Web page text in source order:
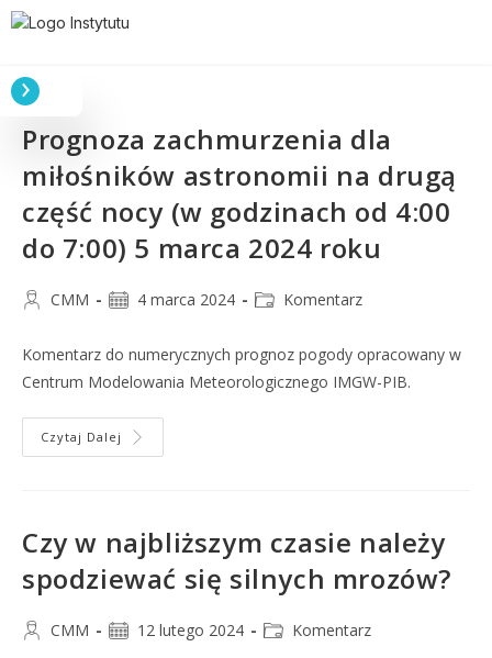
Prognoza zachmurzenia dla
miłośników astronomii na drugą
część nocy (w godzinach od 4:00
do 7:00) 5 marca 2024 roku
CMM 4 marca 2024 Komentarz
Komentarz do numerycznych prognoz pogody opracowany w
Centrum Modelowania Meteorologicznego IMGW-PIB.
Czytaj Dalej
Czy w najbliższym czasie należy
spodziewać się silnych mrozów?
CMM 12 lutego 2024 Komentarz